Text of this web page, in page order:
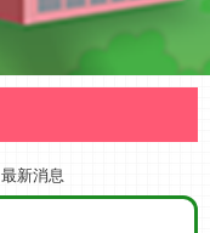
最新消息